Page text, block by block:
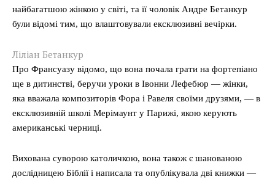
найбагатшою жінкою у світі, та її чоловік Андре Бетанкур
були відомі тим, що влаштовували ексклюзивні вечірки.
Ліліан Бетанкур
Про Франсуазу відомо, що вона почала грати на фортепіано
ще в дитинстві, беручи уроки в Івонни Лефебюр — жінки,
яка вважала композиторів Фора і Равеля своїми друзями, — в
ексклюзивній школі Мерімаунт у Парижі, якою керують
американські черниці.
Вихована суворою католичкою, вона також є шанованою
дослідницею Біблії і написала та опублікувала дві книжки —